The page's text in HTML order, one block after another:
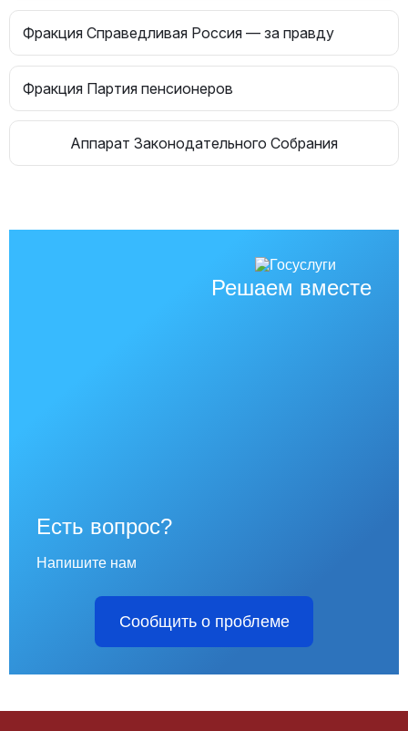
Фракция Справедливая Россия — за правду
Фракция Партия пенсионеров
Аппарат Законодательного Собрания
Решаем вместе
Есть вопрос?
Напишите нам
Сообщить о проблеме